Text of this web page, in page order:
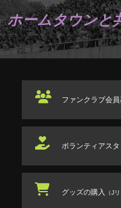
ホームタウンと
ファンクラブ会
ボランティアスタ
グッズの購入 （J